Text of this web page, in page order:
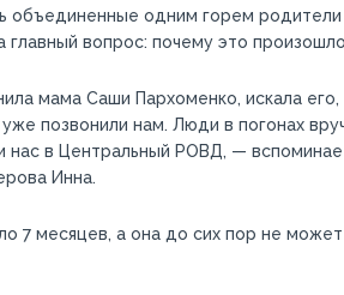
объединенные одним горем
главный вопрос: почему это
мама Саши Пархоменко, искала
позвонили нам. Люди в погонах
нас в Центральный РОВД, —
Инна.
7 месяцев, а она до сих пор не